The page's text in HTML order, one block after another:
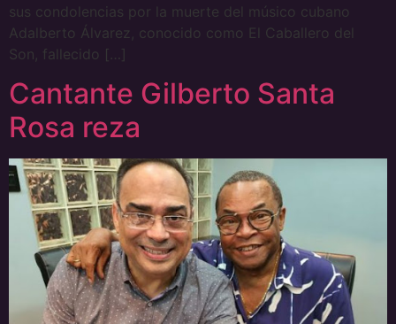
sus condolencias por la muerte del músico cubano
Adalberto Álvarez, conocido como El Caballero del
Son, fallecido […]
Cantante Gilberto Santa
Rosa reza